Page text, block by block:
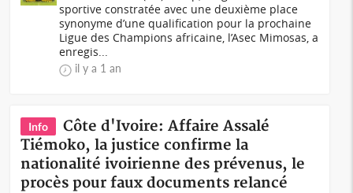
sportive constratée avec une deuxième place
synonyme d’une qualification pour la prochaine
Ligue des Champions africaine, l’Asec Mimosas, a
enregis...
il y a 1 an
Info
Côte d'Ivoire: Affaire Assalé
Tiémoko, la justice confirme la
nationalité ivoirienne des prévenus, le
procès pour faux documents relancé